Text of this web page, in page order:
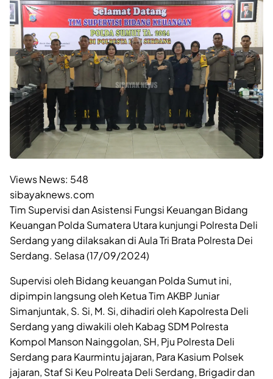
Views News: 548
sibayaknews.com
Tim Supervisi dan Asistensi Fungsi Keuangan Bidang
Keuangan Polda Sumatera Utara kunjungi Polresta Deli
Serdang yang dilaksakan di Aula Tri Brata Polresta Dei
Serdang. Selasa (17/09/2024)
Supervisi oleh Bidang keuangan Polda Sumut ini,
dipimpin langsung oleh Ketua Tim AKBP Juniar
Simanjuntak, S. Si, M. Si, dihadiri oleh Kapolresta Deli
Serdang yang diwakili oleh Kabag SDM Polresta
Kompol Manson Nainggolan, SH, Pju Polresta Deli
Serdang para Kaurmintu jajaran, Para Kasium Polsek
jajaran, Staf Si Keu Polreata Deli Serdang, Brigadir dan